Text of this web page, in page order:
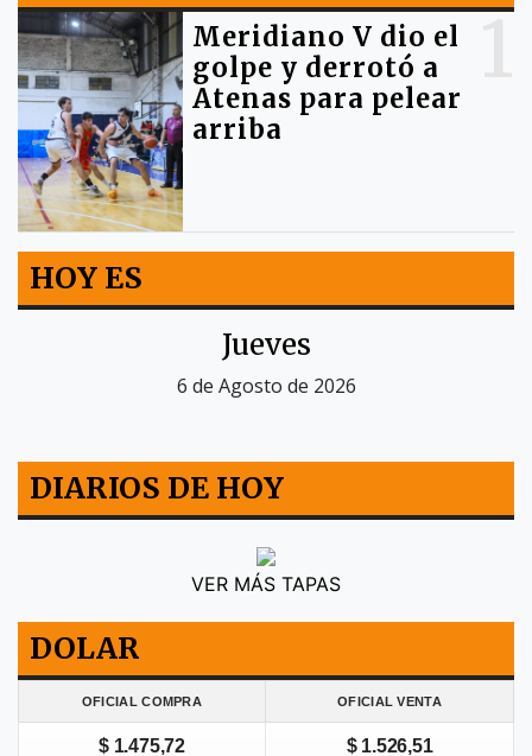
Meridiano V dio el
golpe y derrotó a
Atenas para pelear
arriba
HOY ES
Jueves
6 de Agosto de 2026
DIARIOS DE HOY
VER MÁS TAPAS
DOLAR
OFICIAL COMPRA OFICIAL VENTA
$ 1.475,72 $ 1.526,51